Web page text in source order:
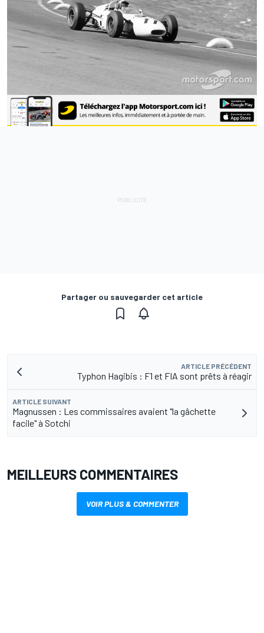
Partager ou sauvegarder cet article
ARTICLE PRÉCÉDENT
Typhon Hagibis : F1 et FIA sont prêts à réagir
ARTICLE SUIVANT
Magnussen : Les commissaires avaient "la gâchette
facile" à Sotchi
MEILLEURS COMMENTAIRES
VOIR PLUS & COMMENTER